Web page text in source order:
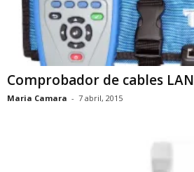
Comprobador de cables LAN
Maria Camara - 7 abril, 2015